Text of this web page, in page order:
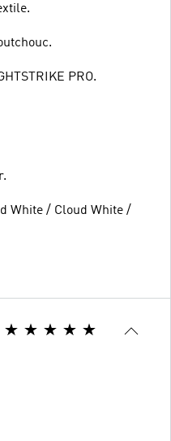
PRO.
White / Cloud White /